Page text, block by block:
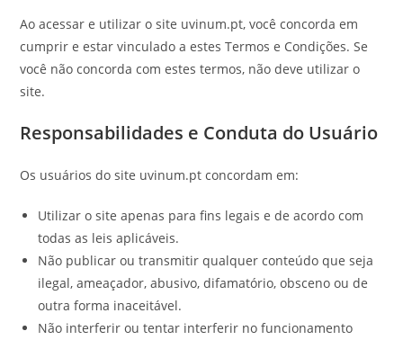
Ao acessar e utilizar o site uvinum.pt, você concorda em
cumprir e estar vinculado a estes Termos e Condições. Se
você não concorda com estes termos, não deve utilizar o
site.
Responsabilidades e Conduta do Usuário
Os usuários do site uvinum.pt concordam em:
Utilizar o site apenas para fins legais e de acordo com
todas as leis aplicáveis.
Não publicar ou transmitir qualquer conteúdo que seja
ilegal, ameaçador, abusivo, difamatório, obsceno ou de
outra forma inaceitável.
Não interferir ou tentar interferir no funcionamento